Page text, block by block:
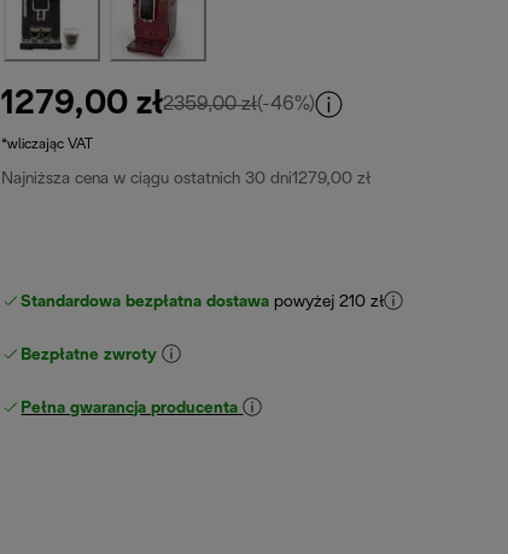
1279,00 zł2359,00 złcena oryginalna 2359,00 zł
(-46%)
*wliczając VAT
Najniższa cena w ciągu ostatnich 30 dni1279,00 zł
Standardowa bezpłatna dostawa powyżej 210 zł
Bezpłatne zwroty
Pełna gwarancja producenta